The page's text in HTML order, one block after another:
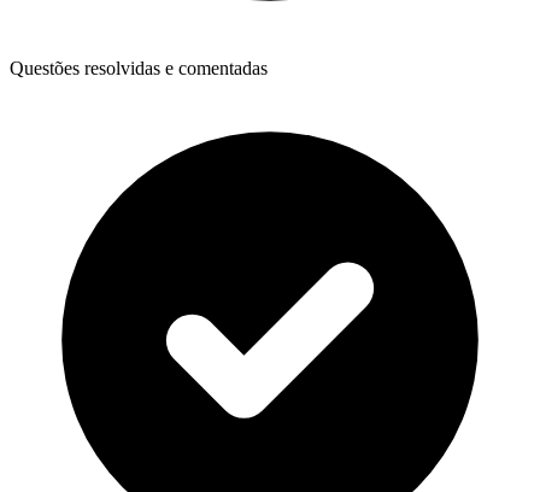
Questões resolvidas e comentadas